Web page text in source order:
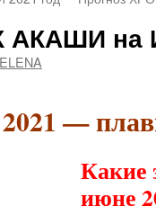
АКАШИ на
ELENA
—
Какие
июне